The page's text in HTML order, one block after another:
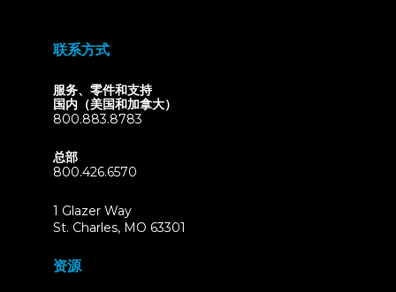
联系方式
服务、零件和支持
国内（美国和加拿大）
800.883.8783
总部
800.426.6570
1 Glazer Way
St. Charles, MO 63301
资源